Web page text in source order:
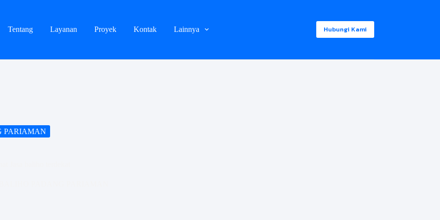
Tentang Layanan Proyek Kontak Lainnya Hubungi Kami
PARIAMAN